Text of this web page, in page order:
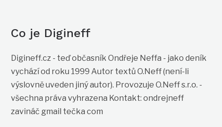
Co je Digineff
Digineff.cz - teď občasník Ondřeje Neffa - jako deník
vychází od roku 1999 Autor textů O.Neff (není-li
výslovně uveden jiný autor). Provozuje O.Neff s.r.o. -
všechna práva vyhrazena Kontakt: ondrejneff
zavináč gmail tečka com